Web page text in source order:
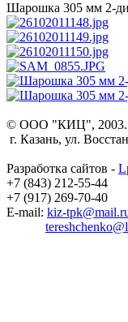
Шарошка 305 мм 2-
© ООО "КИЦ", 2003.
г. Казань, ул.
Разработка сайтов -
+7 (843) 212-55-44
+7 (917) 269-70-40
E-mail: kiz-